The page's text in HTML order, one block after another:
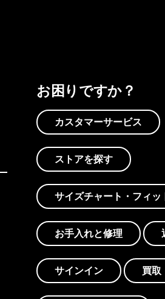
お困りですか？
カスタマーサービス
ストアを探す
サイズチャート・フィッ
お手入れと修理
サインイン 買取